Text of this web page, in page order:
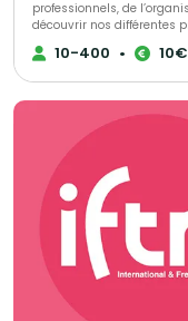
professionnels, de
découvrir nos différentes
notre équipe.
10-400 •